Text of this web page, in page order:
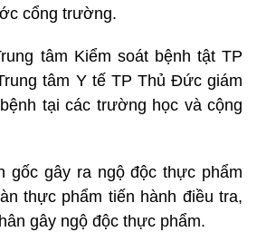
cổng trường.
tâm Kiểm soát bệnh tật TP
tâm Y tế TP Thủ Đức giám
tại các trường học và cộng
gốc gây ra ngộ độc thực phẩm
thực phẩm tiến hành điều tra,
gây ngộ độc thực phẩm.